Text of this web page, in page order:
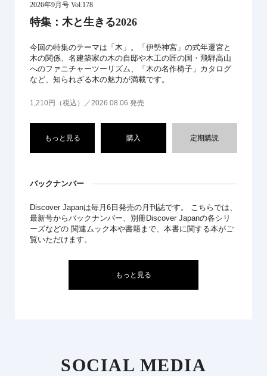
2026年9月号 Vol.178
特集：木と生きる2026
今回の特集のテーマは「木」。「伊勢神宮」の式年遷宮と
木の関係、名建築家の木の自邸や木工の匠の国・飛騨高山
へのファニチャーツーリズム、「木の名作椅子」カタログ
など、知られざる木の魅力が満載です。
1,210円（税込）／2026.08.06 発売
もっと見る 購入 定期購読
バックナンバー
Discover Japanは毎月6日発売の月刊誌です。 こちらでは、
最新号からバックナンバー、別冊Discover Japanの各シリ
ーズなどの 関連ムック本や書籍まで、本書に関する本がご
覧いただけます。
もっと見る
SOCIAL MEDIA